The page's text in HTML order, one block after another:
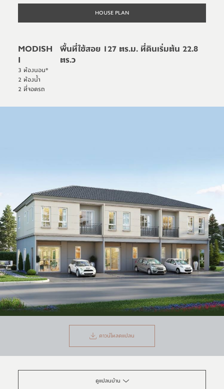
HOUSE PLAN
MODISH
I
พื้นที่ใช้สอย 127 ตร.ม. ที่ดินเริ่มต้น 22.8
ตร.ว
3 ห้องนอน*
2 ห้องน้ำ
2 ที่จอดรถ
ดาวน์โหลดแปลน
ดูแปลนบ้าน